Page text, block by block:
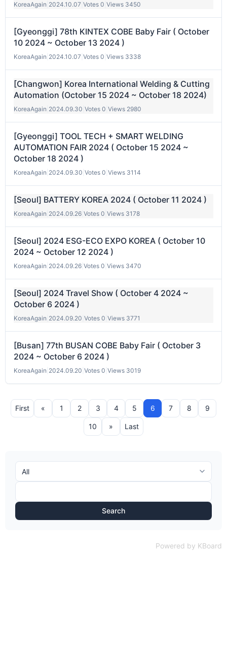
KoreaAgain 2024.10.07 Votes 0 Views 3450
[Gyeonggi] 78th KINTEX COBE Baby Fair ( October
10 2024 ~ October 13 2024 )
KoreaAgain 2024.10.07 Votes 0 Views 3338
[Changwon] Korea International Welding & Cutting
Automation (October 15 2024 ~ October 18 2024)
KoreaAgain 2024.09.30 Votes 0 Views 2980
[Gyeonggi] TOOL TECH + SMART WELDING
AUTOMATION FAIR 2024 ( October 15 2024 ~
October 18 2024 )
KoreaAgain 2024.09.30 Votes 0 Views 3114
[Seoul] BATTERY KOREA 2024 ( October 11 2024 )
KoreaAgain 2024.09.26 Votes 0 Views 3178
[Seoul] 2024 ESG-ECO EXPO KOREA ( October 10
2024 ~ October 12 2024 )
KoreaAgain 2024.09.26 Votes 0 Views 3470
[Seoul] 2024 Travel Show ( October 4 2024 ~
October 6 2024 )
KoreaAgain 2024.09.20 Votes 0 Views 3771
[Busan] 77th BUSAN COBE Baby Fair ( October 3
2024 ~ October 6 2024 )
KoreaAgain 2024.09.20 Votes 0 Views 3019
First « 1 2 3 4 5 6 7 8 9
10 » Last
Search
Powered by KBoard